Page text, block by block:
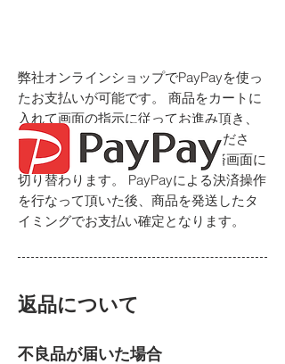
弊社オンラインショップでPayPayを使っ
たお支払いが可能です。 商品をカートに
入れて画面の指示に従ってお進み頂き、
お支払い方法にPayPayをお選びくださ
い。 更に進めますとPayPayの決済画面に
切り替わります。 PayPayによる決済操作
を行なって頂いた後、商品を発送したタ
イミングでお支払い確定となります。
返品について
不良品が届いた場合